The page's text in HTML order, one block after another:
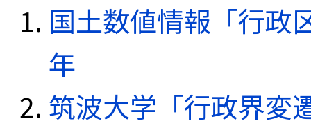
国土数値情報「行政
年
筑波大学「行政界変